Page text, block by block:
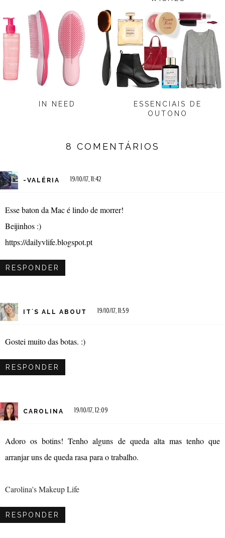
IN NEED
ESSENCIAIS DE
OUTONO
8 COMENTÁRIOS
-VALÉRIA 19/10/17, 11:42
Esse baton da Mac é lindo de morrer!
Beijinhos :)
https://dailyvlife.blogspot.pt
RESPONDER
IT´S ALL ABOUT 19/10/17, 11:59
Gostei muito das botas. :)
RESPONDER
CAROLINA 19/10/17, 12:09
Adoro os botins! Tenho alguns de queda alta mas tenho que
arranjar uns de queda rasa para o trabalho.
Carolina's Makeup Life
RESPONDER